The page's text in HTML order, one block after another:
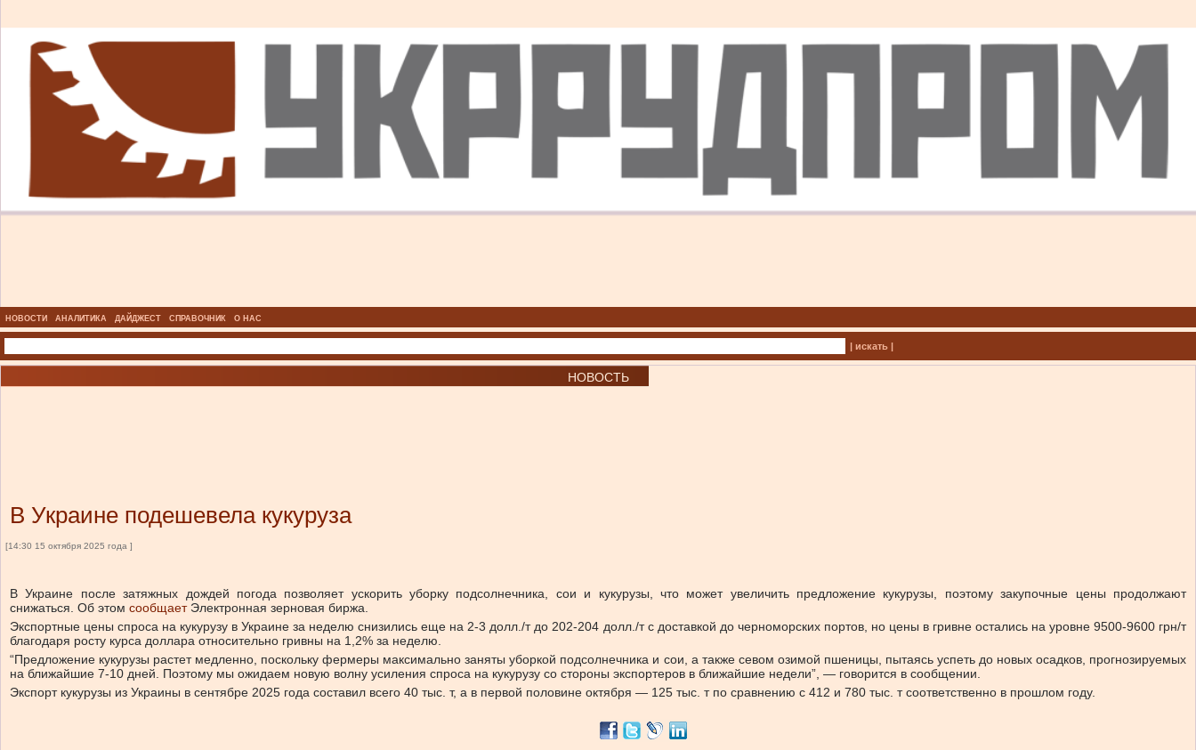
НОВОСТИ АНАЛИТИКА ДАЙДЖЕСТ СПРАВОЧНИК О НАС
| искать |
НОВОСТЬ
В Украине подешевела кукуруза
[14:30 15 октября 2025 года ]
В Украине после затяжных дождей погода позволяет ускорить уборку подсолнечника, сои и кукурузы, что может увеличить предложение кукурузы, поэтому закупочные цены продолжают
снижаться. Об этом сообщает Электронная зерновая биржа.
Экспортные цены спроса на кукурузу в Украине за неделю снизились еще на 2-3 долл./т до 202-204 долл./т с доставкой до черноморских портов, но цены в гривне остались на уровне 9500-9600 грн/т
благодаря росту курса доллара относительно гривны на 1,2% за неделю.
“Предложение кукурузы растет медленно, поскольку фермеры максимально заняты уборкой подсолнечника и сои, а также севом озимой пшеницы, пытаясь успеть до новых осадков, прогнозируемых
на ближайшие 7-10 дней. Поэтому мы ожидаем новую волну усиления спроса на кукурузу со стороны экспортеров в ближайшие недели”, — говорится в сообщении.
Экспорт кукурузы из Украины в сентябре 2025 года составил всего 40 тыс. т, а в первой половине октября — 125 тыс. т по сравнению с 412 и 780 тыс. т соответственно в прошлом году.